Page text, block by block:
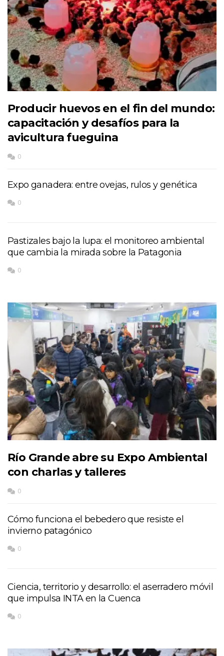
Producir huevos en el fin del mundo:
capacitación y desafíos para la
avicultura fueguina
0
Expo ganadera: entre ovejas, rulos y genética
0
Pastizales bajo la lupa: el monitoreo ambiental
que cambia la mirada sobre la Patagonia
0
Río Grande abre su Expo Ambiental
con charlas y talleres
0
Cómo funciona el bebedero que resiste el
invierno patagónico
0
Ciencia, territorio y desarrollo: el aserradero móvil
que impulsa INTA en la Cuenca
0